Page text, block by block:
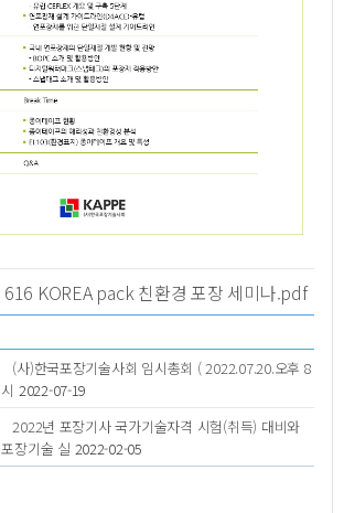
616 KOREA pack 친환경 포장 세미나.pdf
(사)한국포장기술사회 임시총회 ( 2022.07.20.오후 8
시 2022-07-19
2022년 포장기사 국가기술자격 시험(취득) 대비와
포장기술 실 2022-02-05